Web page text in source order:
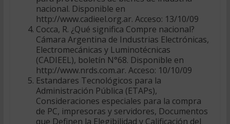
nacional. Disponible en
http://www.cadieel.org.ar. Acceso: 13/10/09
Cocca, R. ¿Qué significa Compre nacional?
Cámara Argentina de Industrias Electrónicas,
Electromecánicas y Luminotécnicas
(CADIEEL), boletín N°68. Disponible en
http://www.nrds.com.ar. Acceso: 10/10/09
Estandares Tecnológicos para la
Administración Pública (ETAPs),
Consideraciones especiales para la compra
de PC, impresoras y servidores, Documentos
que Definen la Elegibilidad y Calificación del